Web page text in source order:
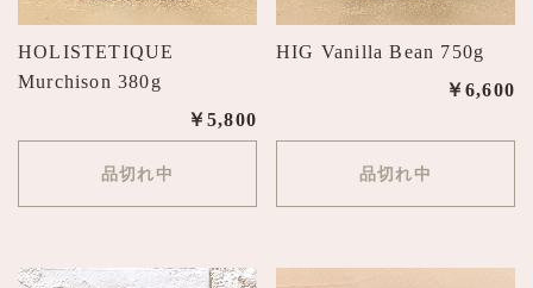
HOLISTETIQUE
Murchison 380g
￥5,800
品切れ中
HIG Vanilla Bean 750g
￥6,600
品切れ中